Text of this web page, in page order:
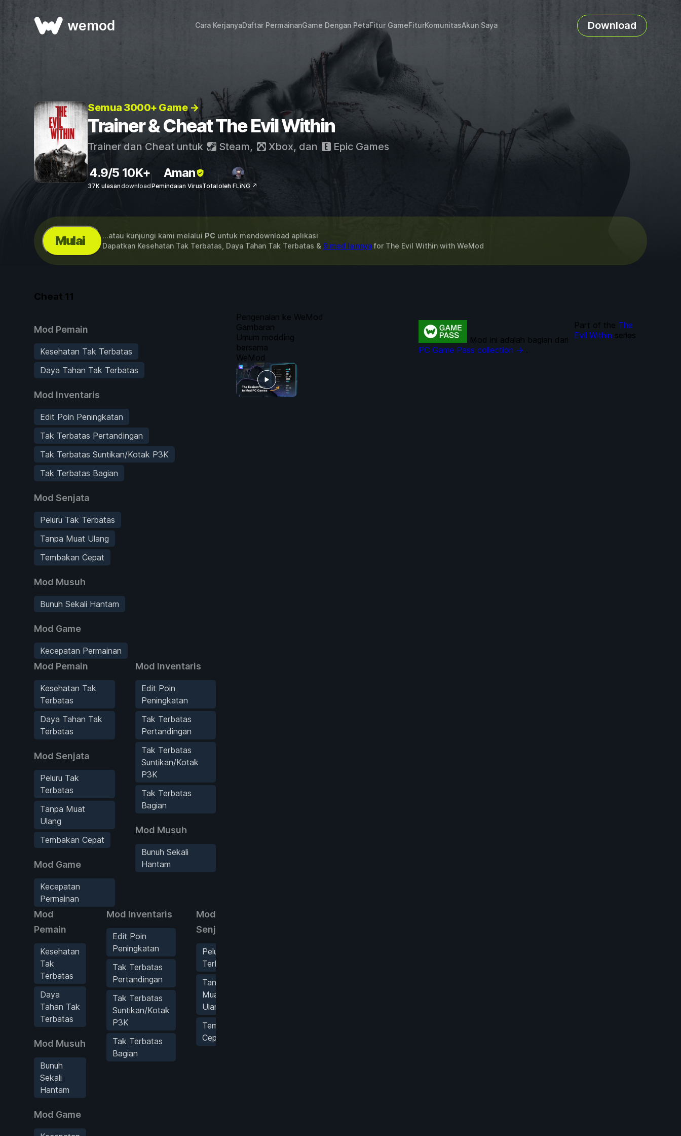
wemod Cara KerjanyaDaftar PermainanGame Dengan PetaFitur GameFiturKomunitasAkun Saya Download
Semua 3000+ Game →
Trainer & Cheat The Evil Within
Trainer dan Cheat untuk Steam, Xbox, dan Epic Games
4.9/5
37K ulasan
10K+
download
Aman
Pemindaian VirusTotaloleh FLiNG ↗
Mulai ...atau kunjungi kami melalui PC untuk mendownload aplikasi
Dapatkan Kesehatan Tak Terbatas, Daya Tahan Tak Terbatas & 9 mod lainnyafor The Evil Withinwith WeMod
Cheat 11
Mod Pemain
Kesehatan Tak Terbatas
Daya Tahan Tak Terbatas
Mod Inventaris
Edit Poin Peningkatan
Tak Terbatas Pertandingan
Tak Terbatas Suntikan/Kotak P3K
Tak Terbatas Bagian
Mod Senjata
Peluru Tak Terbatas
Tanpa Muat Ulang
Tembakan Cepat
Mod Musuh
Bunuh Sekali Hantam
Mod Game
Kecepatan Permainan
Mod Pemain
Kesehatan Tak
Terbatas
Daya Tahan Tak
Terbatas
Mod Senjata
Peluru Tak
Terbatas
Tanpa Muat
Ulang
Tembakan Cepat
Mod Game
Kecepatan
Permainan
Mod Inventaris
Edit Poin
Peningkatan
Tak Terbatas
Pertandingan
Tak Terbatas
Suntikan/Kotak
P3K
Tak Terbatas
Bagian
Mod Musuh
Bunuh Sekali
Hantam
Mod
Pemain
Kesehatan
Tak
Terbatas
Daya
Tahan Tak
Terbatas
Mod Musuh
Bunuh
Sekali
Hantam
Mod Game
Mod Inventaris
Edit Poin
Peningkatan
Tak Terbatas
Pertandingan
Tak Terbatas
Suntikan/Kotak
P3K
Tak Terbatas
Bagian
Mod
Senjata
Peluru Tak
Terbatas
Tanpa
Muat
Ulang
Tembakan
Cepat
Pengenalan ke WeMod
Gambaran
Umum modding
bersama
WeMod
Mod ini adalah bagian dari
PC Game Pass collection → .
Part of the The
Evil Within series